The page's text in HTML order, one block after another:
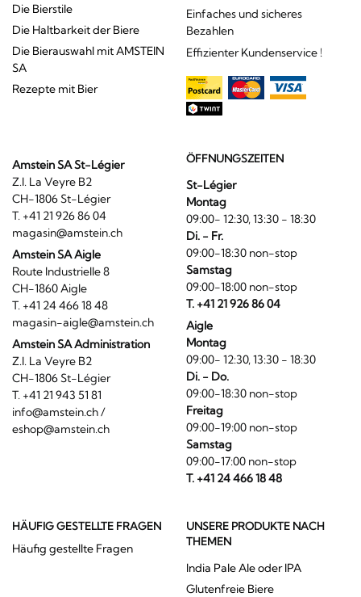
Die Bierstile
Die Haltbarkeit der Biere
Die Bierauswahl mit AMSTEIN
SA
Rezepte mit Bier
Einfaches und sicheres
Bezahlen
Effizienter Kundenservice !
Amstein SA St-Légier
Z.I. La Veyre B2
CH-1806 St-Légier
T. +41 21 926 86 04
magasin@amstein.ch
Amstein SA Aigle
Route Industrielle 8
CH-1860 Aigle
T. +41 24 466 18 48
magasin-aigle@amstein.ch
Amstein SA Administration
Z.I. La Veyre B2
CH-1806 St-Légier
T. +41 21 943 51 81
info@amstein.ch/
eshop@amstein.ch
ÖFFNUNGSZEITEN
St-Légier
Montag
09:00- 12:30, 13:30 - 18:30
Di. - Fr.
09:00-18:30 non-stop
Samstag
09:00-18:00 non-stop
T. +41 21 926 86 04
Aigle
Montag
09:00- 12:30, 13:30 - 18:30
Di. - Do.
09:00-18:30 non-stop
Freitag
09:00-19:00 non-stop
Samstag
09:00-17:00 non-stop
T. +41 24 466 18 48
HÄUFIG GESTELLTE FRAGEN
Häufig gestellte Fragen
UNSERE PRODUKTE NACH
THEMEN
India Pale Ale oder IPA
Glutenfreie Biere